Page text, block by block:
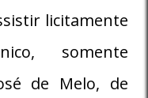
licitamente
somente
de Melo, de